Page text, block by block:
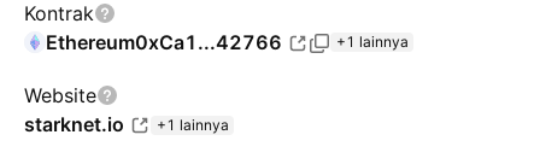
Kontrak
Ethereum0xCa1...42766 +1 lainnya
Website
starknet.io
+1 lainnya